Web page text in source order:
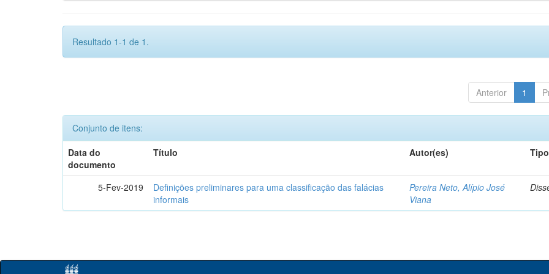
Resultado 1-1 de 1.
Anterior 1
Conjunto de itens:
Data do
documento
Título Autor(es) Tipo
5-Fev-2019
Definições preliminares para uma classificação das falácias
informais
Pereira Neto, Alípio José
Viana